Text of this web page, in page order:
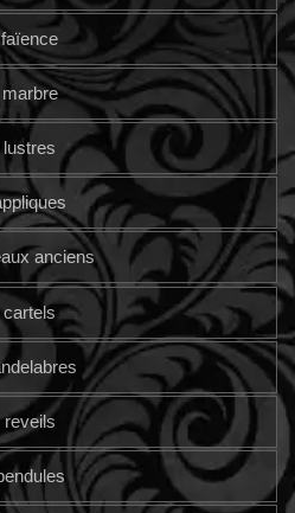
faïence
marbre
lustres
anciens
cartels
reveils